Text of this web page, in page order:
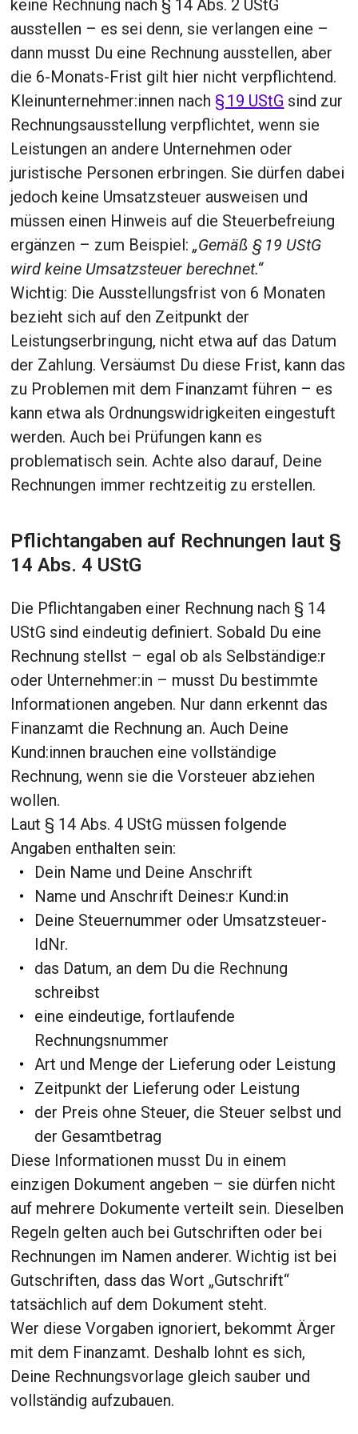
keine Rechnung nach § 14 Abs. 2 UStG
ausstellen – es sei denn, sie verlangen eine –
dann musst Du eine Rechnung ausstellen, aber
die 6-Monats-Frist gilt hier nicht verpflichtend.
Kleinunternehmer:innen nach § 19 UStG sind zur
Rechnungsausstellung verpflichtet, wenn sie
Leistungen an andere Unternehmen oder
juristische Personen erbringen. Sie dürfen dabei
jedoch keine Umsatzsteuer ausweisen und
müssen einen Hinweis auf die Steuerbefreiung
ergänzen – zum Beispiel:„Gemäß § 19 UStG
wird keine Umsatzsteuer berechnet.“
Wichtig: Die Ausstellungsfrist von 6 Monaten
bezieht sich auf den Zeitpunkt der
Leistungserbringung, nicht etwa auf das Datum
der Zahlung. Versäumst Du diese Frist, kann das
zu Problemen mit dem Finanzamt führen – es
kann etwa als Ordnungswidrigkeiten eingestuft
werden. Auch bei Prüfungen kann es
problematisch sein. Achte also darauf, Deine
Rechnungen immer rechtzeitig zu erstellen.
Pflichtangaben auf Rechnungen laut §
14 Abs. 4 UStG
Die Pflichtangaben einer Rechnung nach § 14
UStG sind eindeutig definiert. Sobald Du eine
Rechnung stellst – egal ob als Selbständige:r
oder Unternehmer:in – musst Du bestimmte
Informationen angeben. Nur dann erkennt das
Finanzamt die Rechnung an. Auch Deine
Kund:innen brauchen eine vollständige
Rechnung, wenn sie die Vorsteuer abziehen
wollen.
Laut § 14 Abs. 4 UStG müssen folgende
Angaben enthalten sein:
Dein Name und Deine Anschrift
Name und Anschrift Deines:r Kund:in
Deine Steuernummer oder Umsatzsteuer-
IdNr.
das Datum, an dem Du die Rechnung
schreibst
eine eindeutige, fortlaufende
Rechnungsnummer
Art und Menge der Lieferung oder Leistung
Zeitpunkt der Lieferung oder Leistung
der Preis ohne Steuer, die Steuer selbst und
der Gesamtbetrag
Diese Informationen musst Du in einem
einzigen Dokument angeben – sie dürfen nicht
auf mehrere Dokumente verteilt sein. Dieselben
Regeln gelten auch bei Gutschriften oder bei
Rechnungen im Namen anderer. Wichtig ist bei
Gutschriften, dass das Wort „Gutschrift“
tatsächlich auf dem Dokument steht.
Wer diese Vorgaben ignoriert, bekommt Ärger
mit dem Finanzamt. Deshalb lohnt es sich,
Deine Rechnungsvorlage gleich sauber und
vollständig aufzubauen.